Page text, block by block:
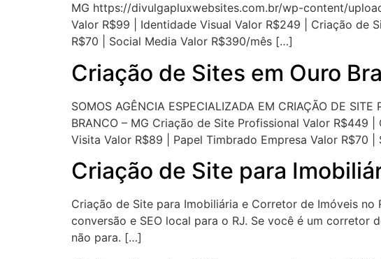
MG https://divulgapluxwebsites.com.br/wp-content/
Valor R$99 | Identidade Visual Valor R$249 | Criação de
R$70 | Social Media Valor R$390/mês […]
Criação de Sites em Ouro
SOMOS AGÊNCIA ESPECIALIZADA EM CRIAÇÃO DE
BRANCO – MG Criação de Site Profissional Valor
Visita Valor R$89 | Papel Timbrado Empresa Valor R$70
Criação de Site para
Criação de Site para Imobiliária e Corretor de Imóveis
conversão e SEO local para o RJ. Se você é um corretor
não para. […]